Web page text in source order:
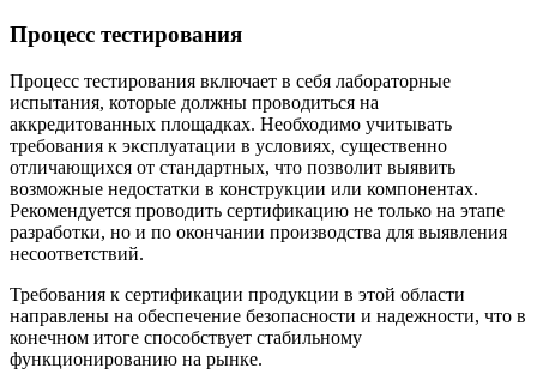
Процесс тестирования
Процесс тестирования включает в себя лабораторные
испытания, которые должны проводиться на
аккредитованных площадках. Необходимо учитывать
требования к эксплуатации в условиях, существенно
отличающихся от стандартных, что позволит выявить
возможные недостатки в конструкции или компонентах.
Рекомендуется проводить сертификацию не только на этапе
разработки, но и по окончании производства для выявления
несоответствий.
Требования к сертификации продукции в этой области
направлены на обеспечение безопасности и надежности, что в
конечном итоге способствует стабильному
функционированию на рынке.